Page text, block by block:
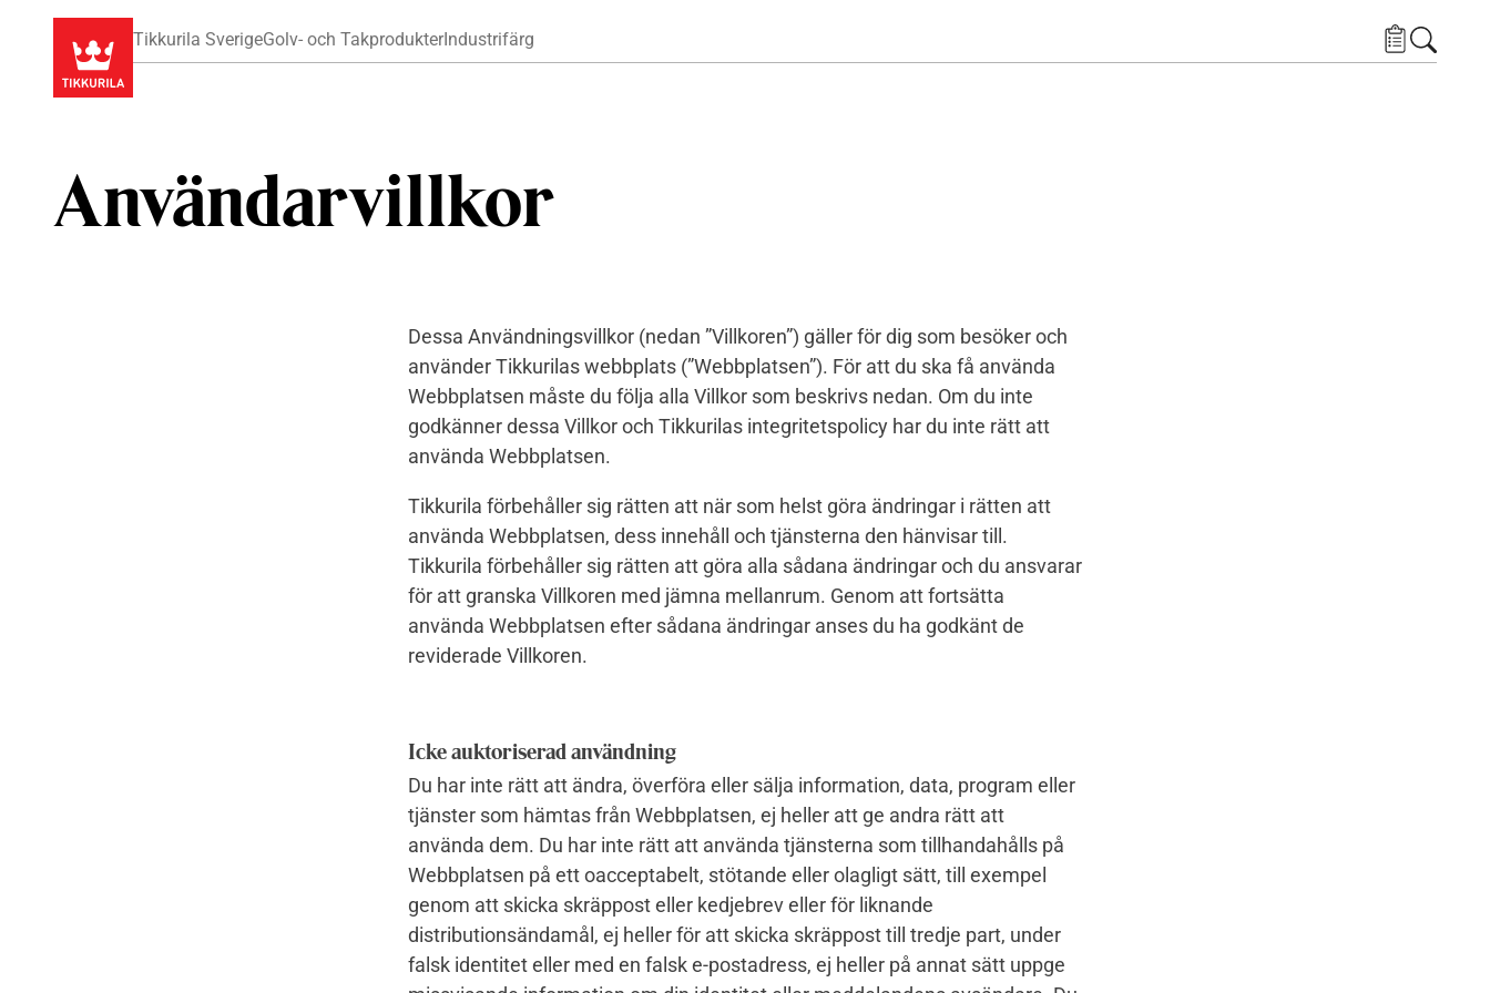
Tikkurila SverigeGolv- och TakprodukterIndustrifärg
Användarvillkor
Dessa Användningsvillkor (nedan ”Villkoren”) gäller för dig som besöker och
använder Tikkurilas webbplats (”Webbplatsen”). För att du ska få använda
Webbplatsen måste du följa alla Villkor som beskrivs nedan. Om du inte
godkänner dessa Villkor och Tikkurilas integritetspolicy har du inte rätt att
använda Webbplatsen.
Tikkurila förbehåller sig rätten att när som helst göra ändringar i rätten att
använda Webbplatsen, dess innehåll och tjänsterna den hänvisar till.
Tikkurila förbehåller sig rätten att göra alla sådana ändringar och du ansvarar
för att granska Villkoren med jämna mellanrum. Genom att fortsätta
använda Webbplatsen efter sådana ändringar anses du ha godkänt de
reviderade Villkoren.
Icke auktoriserad användning
Du har inte rätt att ändra, överföra eller sälja information, data, program eller
tjänster som hämtas från Webbplatsen, ej heller att ge andra rätt att
använda dem. Du har inte rätt att använda tjänsterna som tillhandahålls på
Webbplatsen på ett oacceptabelt, stötande eller olagligt sätt, till exempel
genom att skicka skräppost eller kedjebrev eller för liknande
distributionsändamål, ej heller för att skicka skräppost till tredje part, under
falsk identitet eller med en falsk e-postadress, ej heller på annat sätt uppge